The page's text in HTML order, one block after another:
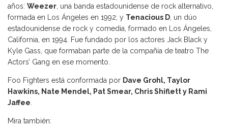
años: Weezer , una banda estadounidense de rock alternativo,
formada en Los Ángeles en 1992; y Tenacious D , un dúo
estadounidense de rock y comedia, formado en Los Ángeles,
California, en 1994. Fue fundado por los actores Jack Black y
Kyle Gass, que formaban parte de la compañía de teatro The
Actors’ Gang en ese momento.
Foo Fighters está conformada por Dave Grohl, Taylor
Hawkins, Nate Mendel, Pat Smear, Chris Shiflett y Rami
Jaffee
Mira también: